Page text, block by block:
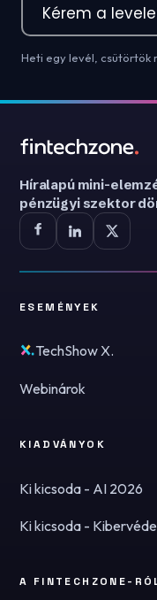
Kérem a
Heti egy levél, csütörtök
Híralapú mini-
pénzügyi szektor
ESEMÉNYEK
TechShow X.
Webinárok
KIADVÁNYOK
Ki kicsoda - AI 2026
Ki kicsoda -
A FINTECHZONE-